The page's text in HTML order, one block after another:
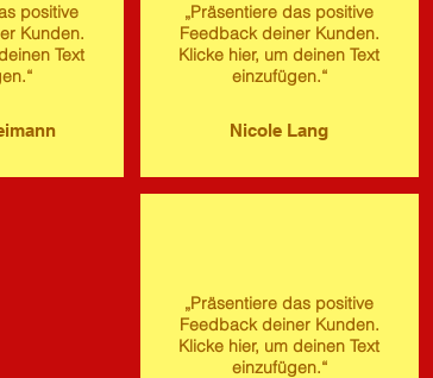
positive
Kunden.
Text
„Präsentiere das positive
Feedback deiner Kunden.
Klicke hier, um deinen Text
einzufügen.“
Nicole Lang
„Präsentiere das positive
Feedback deiner Kunden.
Klicke hier, um deinen Text
einzufügen.“